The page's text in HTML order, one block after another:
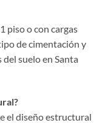
piso o con cargas
de cimentación y
suelo en Santa
el diseño estructural